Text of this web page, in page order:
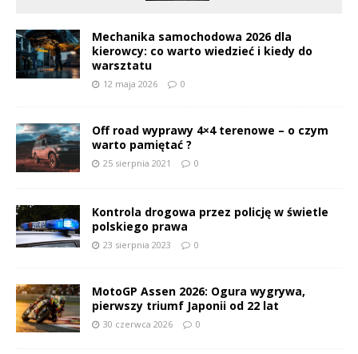
Mechanika samochodowa 2026 dla
kierowcy: co warto wiedzieć i kiedy do
warsztatu
12 maja 2026 0
Off road wyprawy 4×4 terenowe – o czym
warto pamiętać ?
25 sierpnia 2021 0
Kontrola drogowa przez policję w świetle
polskiego prawa
23 sierpnia 2023 0
MotoGP Assen 2026: Ogura wygrywa,
pierwszy triumf Japonii od 22 lat
30 czerwca 2026 0